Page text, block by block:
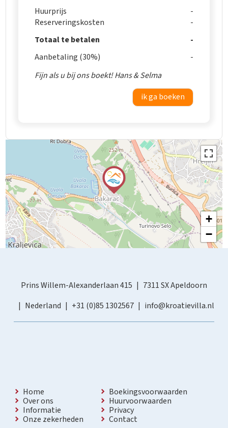
Huurprijs
Reserveringskosten
Totaal te betalen
Aanbetaling (30%)
Fijn als u bij ons boekt! Hans & Selma
ik ga boeken
+
−
Prins Willem-Alexanderlaan 415
7311 SX Apeldoorn
Nederland
+31 (0)85 1302567 info@kroatievilla.nl
Home
Over ons
Informatie
Onze zekerheden
Boekingsvoorwaarden
Huurvoorwaarden
Privacy
Contact